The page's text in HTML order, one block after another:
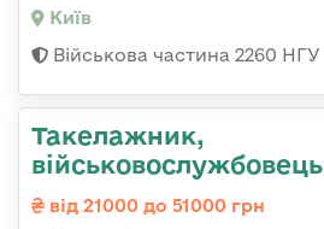
Київ
Військова частина 2260 НГУ
Такелажник,
військовослужбовець
від 21000 до 51000 грн